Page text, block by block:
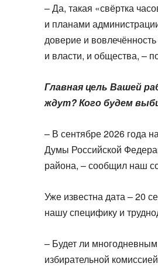
– Да, такая «свёртка
и планами
доверие и
и власти, и общества, –
Главная цель Вашей
ждут? Кого будем
– В сентябре 2026 года
Думы Российской
района, – сообщил наш
Уже известна дата – 20
нашу специфику и
– Будет ли
избирательной